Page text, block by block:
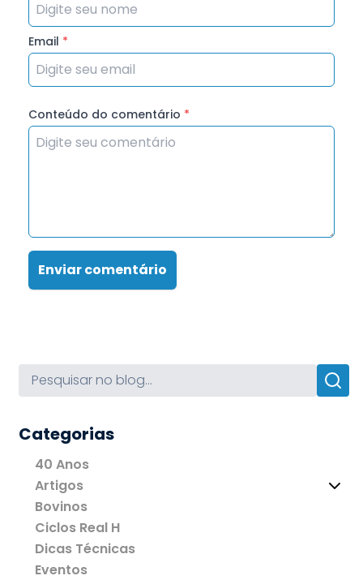
Email *
Conteúdo do comentário *
Enviar comentário
Categorias
40 Anos
Artigos
Bovinos
Ciclos Real H
Dicas Técnicas
Eventos